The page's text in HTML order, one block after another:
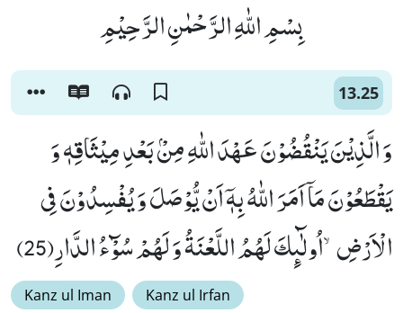
بِسْمِ اللّٰهِ الرَّحْمٰنِ الرَّحِیْمِ
13.25
وَ الَّذِیْنَ یَنْقُضُوْنَ عَهْدَ اللّٰهِ مِنْۢ بَعْدِ مِیْثَاقِهٖ وَ
یَقْطَعُوْنَ مَاۤ اَمَرَ اللّٰهُ بِهٖۤ اَنْ یُّوْصَلَ وَ یُفْسِدُوْنَ فِی
الْاَرْضِۙ-اُولٰٓىٕكَ لَهُمُ اللَّعْنَةُ وَ لَهُمْ سُوْٓءُ الدَّارِ(25)
Kanz ul Iman Kanz ul Irfan